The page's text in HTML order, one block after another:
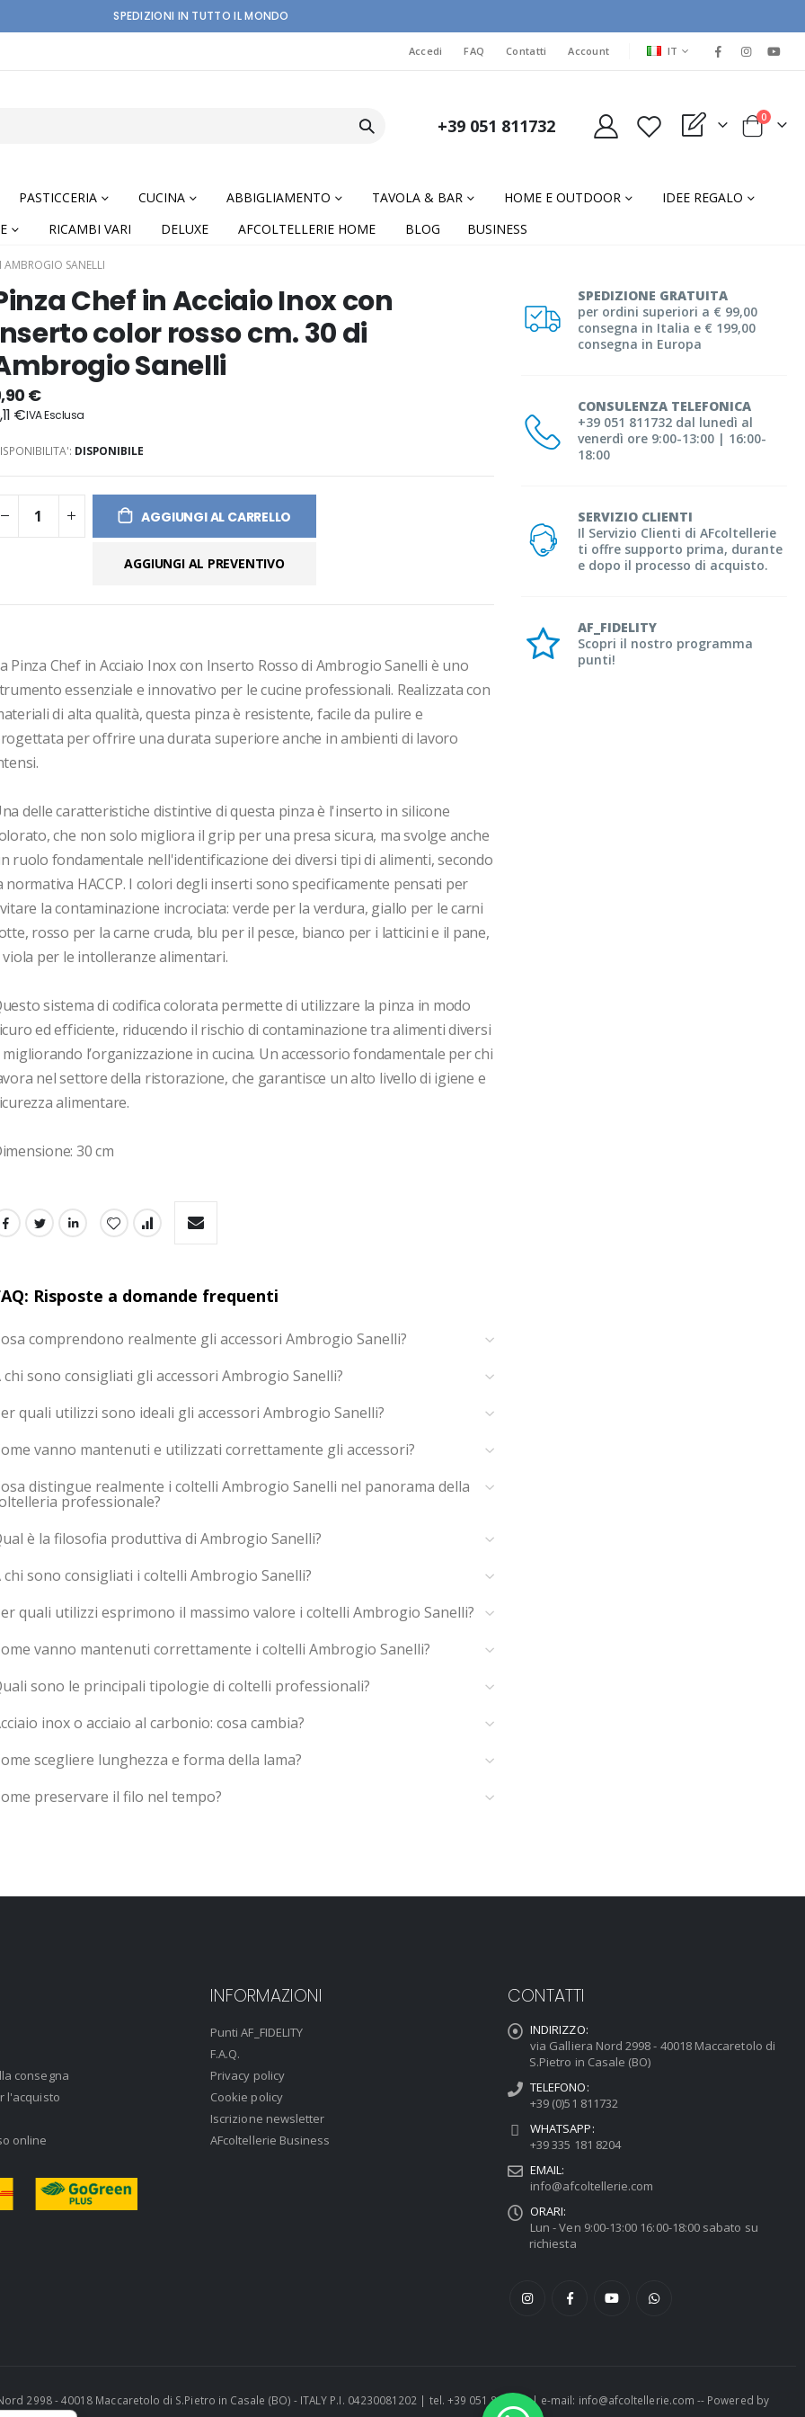
SPEDIZIONI IN TUTTO IL MONDO
Accedi FAQ Contatti Account LINGUA
IT
+39 051 811732 My Quote Cart
0elementi
PASTICCERIA CUCINA ABBIGLIAMENTO TAVOLA & BAR HOME E OUTDOOR
IDEE REGALO
RICAMBI VARI DELUXE AFCOLTELLERIE HOME BLOG BUSINESS
SANELLI
SPEDIZIONE GRATUITA
per ordini superiori a € 99,00
consegna in Italia e € 199,00
consegna in Europa
CONSULENZA TELEFONICA
+39 051 811732 dal lunedì al
venerdì ore 9:00-13:00 | 16:00-
18:00
SERVIZIO CLIENTI
Il Servizio Clienti di AFcoltellerie
ti offre supporto prima, durante
e dopo il processo di acquisto.
AF_FIDELITY
Scopri il nostro programma
punti!
Chef in Acciaio Inox con
color rosso cm. 30 di
Sanelli
€
€
DISPONIBILE
AGGIUNGI AL CARRELLO
AGGIUNGI AL PREVENTIVO
Pinza Chef in Acciaio Inox con Inserto Rosso di Ambrogio Sanelli è uno
essenziale e innovativo per le cucine professionali. Realizzata con
di alta qualità, questa pinza è resistente, facile da pulire e
per offrire una durata superiore anche in ambienti di lavoro
delle caratteristiche distintive di questa pinza è l'inserto in silicone
che non solo migliora il grip per una presa sicura, ma svolge anche
ruolo fondamentale nell'identificazione dei diversi tipi di alimenti, secondo
normativa HACCP. I colori degli inserti sono specificamente pensati per
la contaminazione incrociata: verde per la verdura, giallo per le carni
rosso per la carne cruda, blu per il pesce, bianco per i latticini e il pane,
viola per le intolleranze alimentari.
sistema di codifica colorata permette di utilizzare la pinza in modo
ed efficiente, riducendo il rischio di contaminazione tra alimenti diversi
migliorando l’organizzazione in cucina. Un accessorio fondamentale per chi
nel settore della ristorazione, che garantisce un alto livello di igiene e
alimentare.
30 cm
Risposte a domande frequenti
comprendono realmente gli accessori Ambrogio Sanelli?
chi sono consigliati gli accessori Ambrogio Sanelli?
quali utilizzi sono ideali gli accessori Ambrogio Sanelli?
vanno mantenuti e utilizzati correttamente gli accessori?
distingue realmente i coltelli Ambrogio Sanelli nel panorama della
professionale?
è la filosofia produttiva di Ambrogio Sanelli?
chi sono consigliati i coltelli Ambrogio Sanelli?
quali utilizzi esprimono il massimo valore i coltelli Ambrogio Sanelli?
vanno mantenuti correttamente i coltelli Ambrogio Sanelli?
sono le principali tipologie di coltelli professionali?
inox o acciaio al carbonio: cosa cambia?
scegliere lunghezza e forma della lama?
preservare il filo nel tempo?
consegna
l'acquisto
online
INFORMAZIONI
Punti AF_FIDELITY
F.A.Q.
Privacy policy
Cookie policy
Iscrizione newsletter
AFcoltellerie Business
CONTATTI
INDIRIZZO:
via Galliera Nord 2998 - 40018 Maccaretolo di
S.Pietro in Casale (BO)
TELEFONO:
+39 (0)51 811732
WHATSAPP:
+39 335 181 8204
EMAIL:
info@afcoltellerie.com
ORARI:
Lun - Ven 9:00-13:00 16:00-18:00 sabato su
richiesta
2998 - 40018 Maccaretolo di S.Pietro in Casale (BO) - ITALY P.I. 04230081202 | tel. +39 051 811732 | e-mail: info@afcoltellerie.com -- Powered by